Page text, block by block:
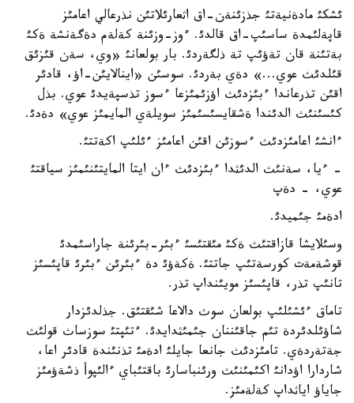
ئشكئ مادةنيةتئ جذزئنةن-اق اثعارئلاتئن نذرعالي اعامئز
قاپةلئمدة ساسئپ-اق قالدئ. ءوز-وزئنة كةلةم دةگةنشة ةكئ
بةتئنة قان تةؤئپ تة ذلگةردئ. بار بولعانئ «وي، سةن قئزئق
قئلدئث عوي...» دةي بةردئ. سوسئن «اينالايئن-اؤ، قادئر
اقئن تذرعاندا ءبئزدئث اؤزئمئزعا ءسوز تذسپةيدئ عوي. بذل
كئسئنئث الدئندا ةشقايسئسئمئز سويلةي المايمئز عوي» دةدئ.
ءانشئ اعامئزدئث ءسوزئن اقئن اعامئز ءئلئپ اكةتتئ.
- ءيا، سةنئث الدئثدا ءبئزدئث ءان ايتا المايتئنئمئز سياقتئ
عوي، - دةپ
ادةمئ جئميدئ.
وسئلايشا قازاقتئث ةكئ مئقتئسئ ءبئر-بئرئنة جاراسئمدئ
قوشةمةت كورسةتئپ جاتتئ. ةكةؤئ دة ءبئرئن ءبئرئ قاپئسئز
تانئپ تذر، قاپئسئز مويئنداپ تذر.
تاماق ءئشئلئپ بولعان سوث دالاعا شئقتئق. جذلدئزدار
شاؤئلدئردة تئم جاقئننان جئمئثدايدئ. ءتئپتئ سوزساث قولئث
جةتةردةي. تامئزدئث جانعا جايلئ ادةمئ تذنئندة قادئر اعا،
شاردارا اؤدانئ اكئمئنئث ورئنباسارئ باقتئباي ءالئپوأ ذشةؤمئز
جاياؤ اياثداپ كةلةمئز.